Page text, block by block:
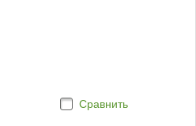
Сравнить